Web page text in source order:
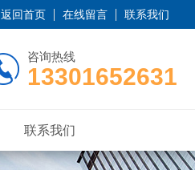
返回首页 在线留言 联系我们
咨询热线
13301652631
联系我们